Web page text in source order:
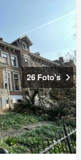
26 Foto's